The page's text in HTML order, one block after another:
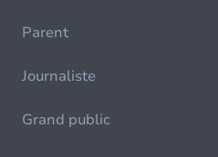
Parent
Journaliste
Grand public